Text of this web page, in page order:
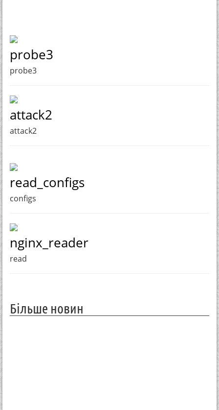
probe3
probe3
attack2
attack2
read_configs
configs
nginx_reader
read
Більше новин